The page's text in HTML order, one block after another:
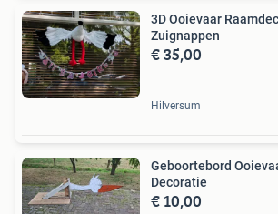
3D Ooievaar
Zuignappen
€ 35,00
Hilversum
Geboortebord
Decoratie
€ 10,00